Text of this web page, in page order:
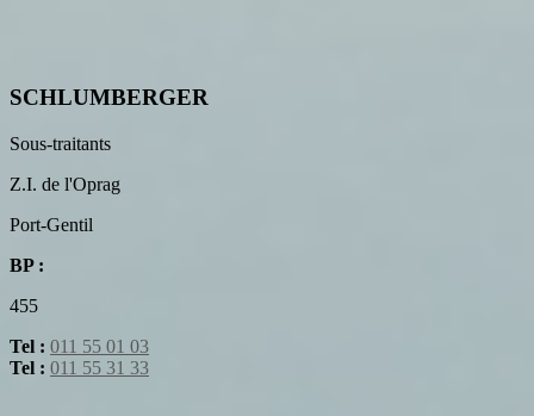
SCHLUMBERGER
Sous-traitants
Z.I. de l'Oprag
Port-Gentil
BP :
455
Tel : 011 55 01 03
Tel : 011 55 31 33